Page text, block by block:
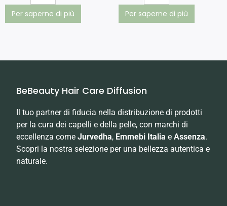
Per saperne di più Per saperne di più
BeBeauty Hair Care Diffusion
Il tuo partner di fiducia nella distribuzione di prodotti
per la cura dei capelli e della pelle, con marchi di
eccellenza come Jurvedha, Emmebi Italia e Assenza.
Scopri la nostra selezione per una bellezza autentica e
naturale.